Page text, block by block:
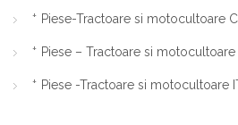
Piese-Tractoare si motocultoare
Piese – Tractoare si motocultoare
Piese -Tractoare si motocultoare